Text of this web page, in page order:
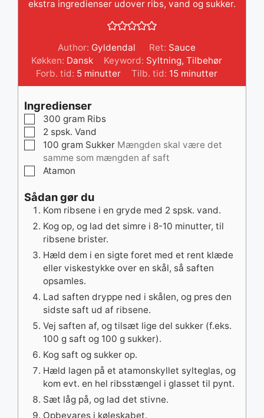
ekstra ingredienser udover ribs, vand og sukker.
Author: Gyldendal Ret: Sauce
Køkken: Dansk Keyword: Syltning, Tilbehør
Forb. tid: 5minutter
minutter Tilb. tid: 15minutter
minutter
Ingredienser
▢
300 gram Ribs
▢
2 spsk. Vand
▢100 gram Sukker Mængden skal være det
samme som mængden af saft
▢
Atamon
Sådan gør du
Kom ribsene i en gryde med 2 spsk. vand.
Kog op, og lad det simre i 8-10 minutter, til
ribsene brister.
Hæld dem i en sigte foret med et rent klæde
eller viskestykke over en skål, så saften
opsamles.
Lad saften dryppe ned i skålen, og pres den
sidste saft ud af ribsene.
Vej saften af, og tilsæt lige del sukker (f.eks.
100 g saft og 100 g sukker).
Kog saft og sukker op.
Hæld lagen på et atamonskyllet sylteglas, og
kom evt. en hel ribsstængel i glasset til pynt.
Sæt låg på, og lad det stivne.
Opbevares i køleskabet.